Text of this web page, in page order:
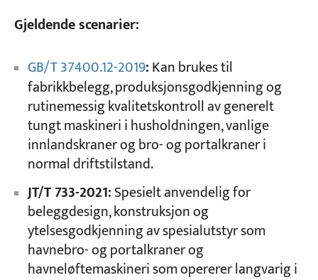
Gjeldende scenarier:
GB/T 37400.12-2019:Kan brukes til
fabrikkbelegg, produksjonsgodkjenning og
rutinemessig kvalitetskontroll av generelt
tungt maskineri i husholdningen, vanlige
innlandskraner og bro- og portalkraner i
normal driftstilstand.
JT/T 733-2021:Spesielt anvendelig for
beleggdesign, konstruksjon og
ytelsesgodkjenning av spesialutstyr som
havnebro- og portalkraner og
havneløftemaskineri som opererer langvarig i